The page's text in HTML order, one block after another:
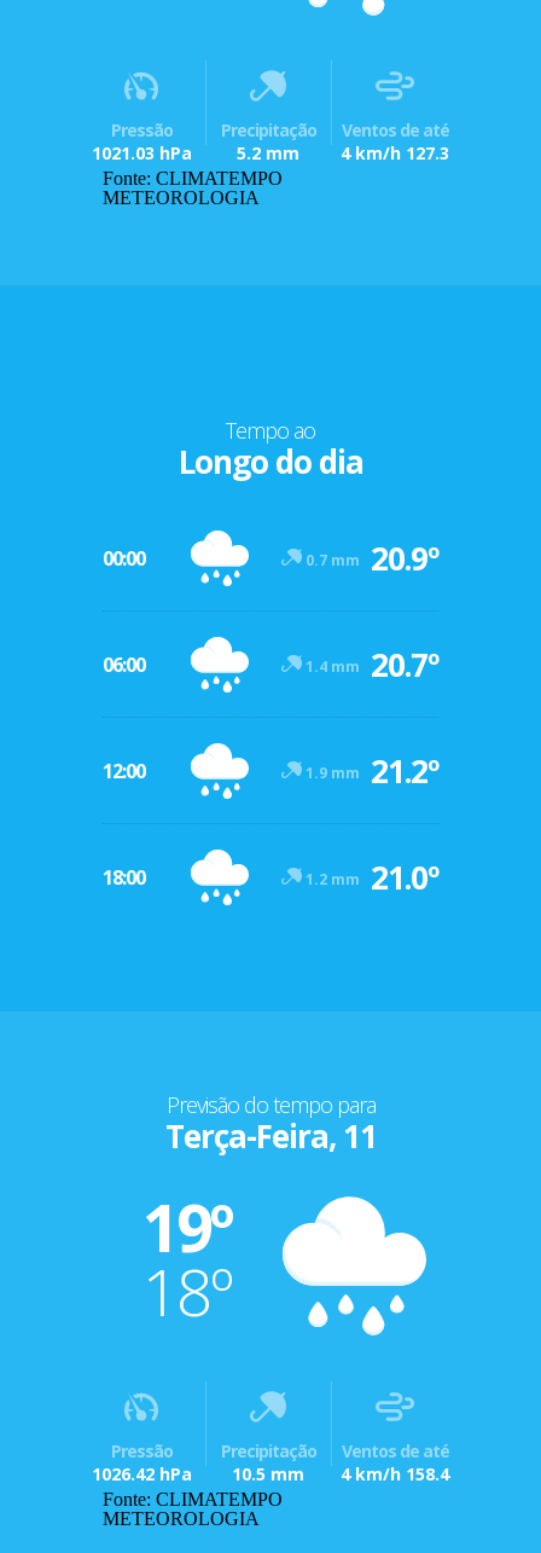
Pressão
1021.03 hPa
Precipitação
5.2 mm
Ventos de até
4 km/h 127.3
Fonte: CLIMATEMPO
METEOROLOGIA
Tempo ao
Longo do dia
00:00 0.7 mm 20.9º
06:00 1.4 mm 20.7º
12:00 1.9 mm 21.2º
18:00 1.2 mm 21.0º
Previsão do tempo para
Terça-Feira, 11
19º
18º
Pressão
1026.42 hPa
Precipitação
10.5 mm
Ventos de até
4 km/h 158.4
Fonte: CLIMATEMPO
METEOROLOGIA